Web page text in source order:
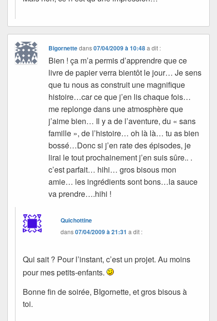
Bigornettedans07/04/2009 à 10:48 a dit :
Bien ! ça m’a permis d’apprendre que ce
livre de papier verra bientôt le jour… Je sens
que tu nous as construit une magnifique
histoire…car ce que j’en lis chaque fois…
me replonge dans une atmosphère que
j’aime bien… Il y a de l’aventure, du « sans
famille », de l’histoire… oh là là… tu as bien
bossé…Donc si j’en rate des épisodes, je
lirai le tout prochainement j’en suis sûre.. .
c’est parfait… hihi… gros bisous mon
amie… les ingrédients sont bons…la sauce
va prendre….hihi !
Quichottine
dans07/04/2009 à 21:31 a dit :
Qui sait ? Pour l’instant, c’est un projet. Au moins
pour mes petits-enfants.
Bonne fin de soirée, BIgornette, et gros bisous à
toi.